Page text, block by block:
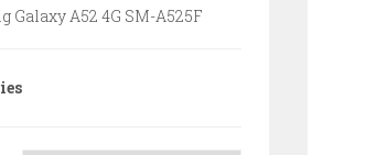
Galaxy A52 4G SM-A525F